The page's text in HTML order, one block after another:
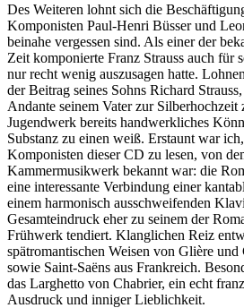
Des Weiteren lohnt sich die
Komponisten Paul-Henri Büsser und
beinahe vergessen sind. Als einer der
Zeit komponierte Franz Strauss auch für
nur recht wenig auszusagen hatte.
der Beitrag seines Sohns Richard
Andante seinem Vater zur Silberhochzeit
Jugendwerk bereits handwerkliches
Substanz zu einen weiß. Erstaunt war
Komponisten dieser CD zu lesen, von
Kammermusikwerk bekannt war: die
eine interessante Verbindung einer
einem harmonisch ausschweifenden
Gesamteindruck eher zu seinem der
Frühwerk tendiert. Klanglichen Reiz
spätromantischen Weisen von Glière und
sowie Saint-Saëns aus Frankreich.
das Larghetto von Chabrier, ein echt
Ausdruck und inniger Lieblichkeit.